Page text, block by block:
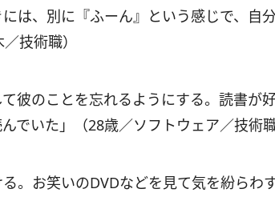
は、別に『ふーん』という感じで、自
技術職）
彼のことを忘れるようにする。読書が
でいた」（28歳／ソフトウェア／技術職
る。お笑いのDVDなどを見て気を紛らわ